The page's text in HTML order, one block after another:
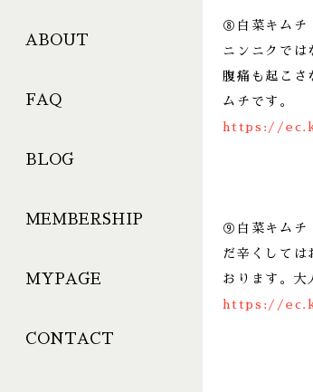
ABOUT
FAQ
BLOG
MEMBERSHIP
MYPAGE
CONTACT
⑧白菜キムチ
ニンニクでは
腹痛も起こさ
ムチです。
https://
⑨白菜キムチ
だ辛くしては
おります。大
https://